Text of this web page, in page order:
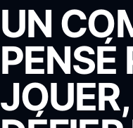
UN
PENSÉ